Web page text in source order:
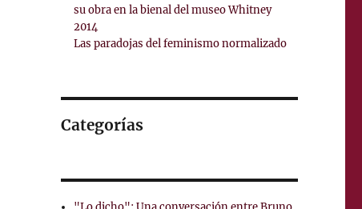
su obra en la bienal del museo Whitney
2014
Las paradojas del feminismo normalizado
Categorías